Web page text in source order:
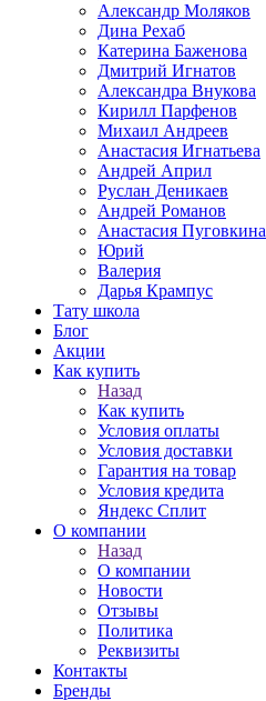
Александр Моляков
Дина Рехаб
Катерина Баженова
Дмитрий Игнатов
Александра Внукова
Кирилл Парфенов
Михаил Андреев
Анастасия Игнатьева
Андрей Април
Руслан Деникаев
Андрей Романов
Анастасия Пуговкина
Юрий
Валерия
Дарья Крампус
Тату школа
Блог
Акции
Как купить
Назад
Как купить
Условия оплаты
Условия доставки
Гарантия на товар
Условия кредита
Яндекс Сплит
О компании
Назад
О компании
Новости
Отзывы
Политика
Реквизиты
Контакты
Бренды